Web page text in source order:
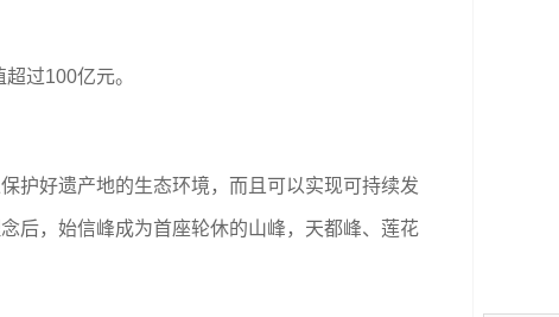
过100亿元。
护好遗产地的生态环境，而且可以实现可持续发
后，始信峰成为首座轮休的山峰，天都峰、莲花